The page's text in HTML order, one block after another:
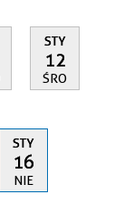
STY
12
ŚRO
STY
16
NIE